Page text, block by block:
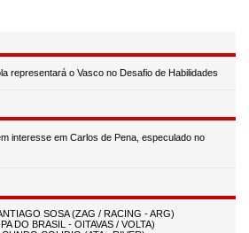
representará o Vasco no Desafio de Habilidades
interesse em Carlos de Pena, especulado no